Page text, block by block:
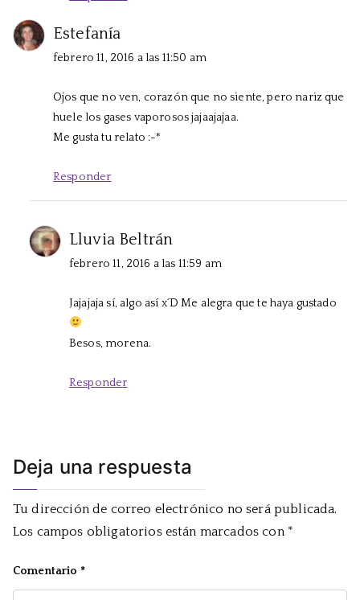
Estefanía
febrero 11, 2016 a las 11:50 am
Ojos que no ven, corazón que no siente, pero nariz que
huele los gases vaporosos jajaajajaa.
Me gusta tu relato :-*
Responder
Lluvia Beltrán
febrero 11, 2016 a las 11:59 am
Jajajaja sí, algo así x´D Me alegra que te haya gustado
Besos, morena.
Responder
Deja una respuesta
Tu dirección de correo electrónico no será publicada.
Los campos obligatorios están marcados con *
Comentario *